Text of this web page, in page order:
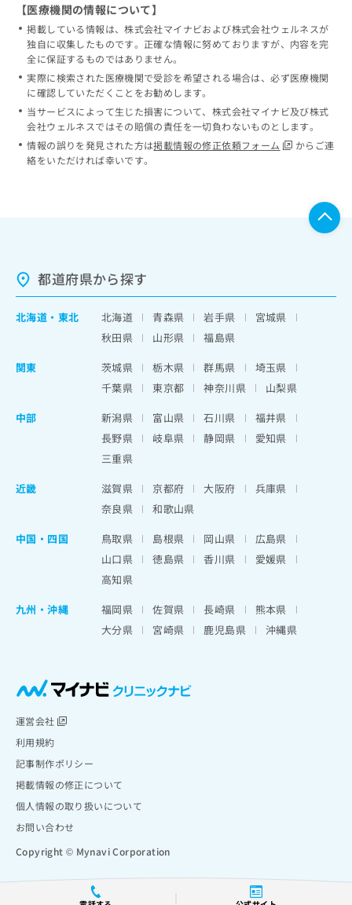
【医療機関の情報について】
掲載している情報は、株式会社マイナビおよび株式会社ウェルネスが
独自に収集したものです。正確な情報に努めておりますが、内容を完
全に保証するものではありません。
実際に検索された医療機関で受診を希望される場合は、必ず医療機関
に確認していただくことをお勧めします。
当サービスによって生じた損害について、株式会社マイナビ及び株式
会社ウェルネスではその賠償の責任を一切負わないものとします。
情報の誤りを発見された方は掲載情報の修正依頼フォーム
からご連
絡をいただければ幸いです。
都道府県から探す
北海道 ・ 東北 北海道 青森県 岩手県
宮城県
秋田県
山形県
福島県
関東
茨城県 栃木県 群馬県
埼玉県
千葉県
東京都 神奈川県
山梨県
中部
新潟県 富山県 石川県
福井県
長野県
岐阜県 静岡県
愛知県
三重県
近畿
滋賀県 京都府 大阪府
兵庫県
奈良県
和歌山県
中国・四国
鳥取県 島根県 岡山県
広島県
山口県
徳島県 香川県
愛媛県
高知県
九州・沖縄
福岡県 佐賀県 長崎県
熊本県
大分県
宮崎県 鹿児島県 沖縄県
運営会社
利用規約
記事制作ポリシー
掲載情報の修正について
個人情報の取り扱いについて
お問い合わせ
Copyright © Mynavi Corporation